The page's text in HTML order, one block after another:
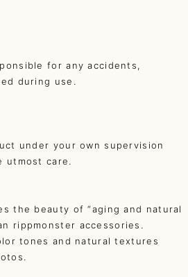
for any accidents,
during use.
under your own supervision
utmost care.
the beauty of “aging and natural
rippmonster accessories.
tones and natural textures